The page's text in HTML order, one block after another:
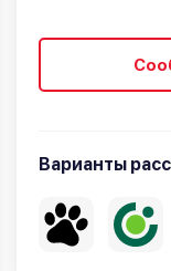
Варианты